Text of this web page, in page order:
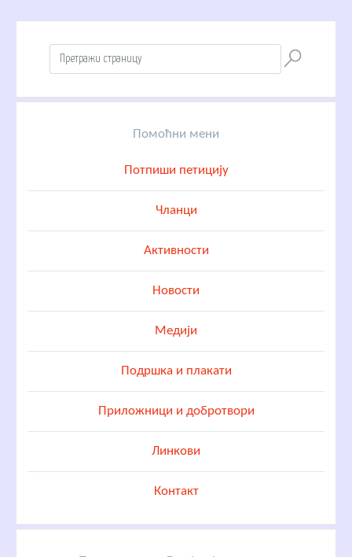
Помоћни мени
Потпиши петицију
Чланци
Активности
Новости
Медији
Подршка и плакати
Приложници и добротвори
Линкови
Контакт